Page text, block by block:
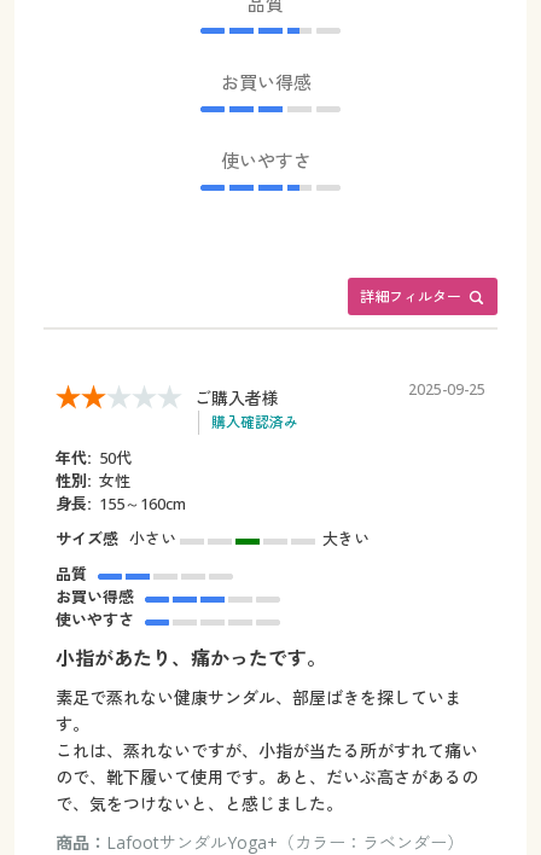
お買い得感
使いやすさ
詳細フィルター
ご購入者様
購入確認済み
2025-09-25
年代: 50代
性別: 女性
身長: 155～160cm
サイズ感 小さい
大きい
品質
お買い得感
使いやすさ
小指があたり、痛かったです。
素足で蒸れない健康サンダル、部屋ばきを探していま
す。
これは、蒸れないですが、小指が当たる所がすれて痛い
ので、靴下履いて使用です。あと、だいぶ高さがあるの
で、気をつけないと、と感じました。
商品： LafootサンダルYoga+（カラー：ラベンダー）